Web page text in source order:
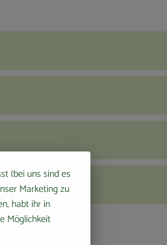
(bei uns sind es
Marketing zu
habt ihr in
Möglichkeit